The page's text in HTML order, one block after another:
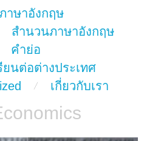
าษาอังกฤษ
สำนวนภาษาอังกฤษ
คำย่อ
ยนต่อต่างประเทศ
เกี่ยวกับเรา